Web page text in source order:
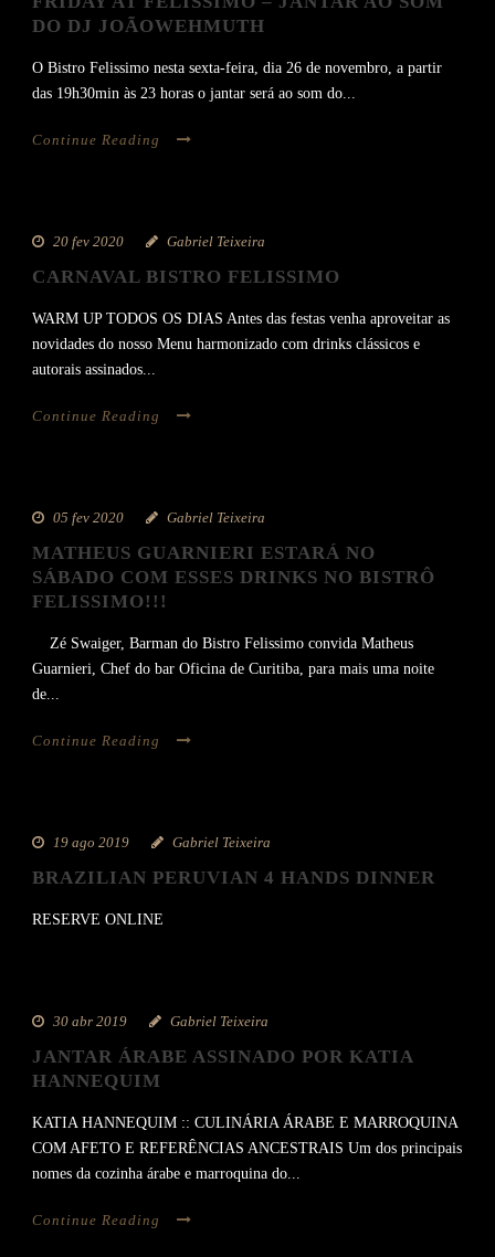
DO DJ JOÃOWEHMUTH
O Bistro Felissimo nesta sexta-feira, dia 26 de novembro, a partir
das 19h30min às 23 horas o jantar será ao som do...
Continue Reading
20 fev 2020 Gabriel Teixeira
CARNAVAL BISTRO FELISSIMO
WARM UP TODOS OS DIAS Antes das festas venha aproveitar as
novidades do nosso Menu harmonizado com drinks clássicos e
autorais assinados...
Continue Reading
05 fev 2020 Gabriel Teixeira
MATHEUS GUARNIERI ESTARÁ NO
SÁBADO COM ESSES DRINKS NO BISTRÔ
FELISSIMO!!!
Zé Swaiger, Barman do Bistro Felissimo convida Matheus
Guarnieri, Chef do bar Oficina de Curitiba, para mais uma noite
de...
Continue Reading
19 ago 2019 Gabriel Teixeira
BRAZILIAN PERUVIAN 4 HANDS DINNER
RESERVE ONLINE
30 abr 2019 Gabriel Teixeira
JANTAR ÁRABE ASSINADO POR KATIA
HANNEQUIM
KATIA HANNEQUIM :: CULINÁRIA ÁRABE E MARROQUINA
COM AFETO E REFERÊNCIAS ANCESTRAIS Um dos principais
nomes da cozinha árabe e marroquina do...
Continue Reading